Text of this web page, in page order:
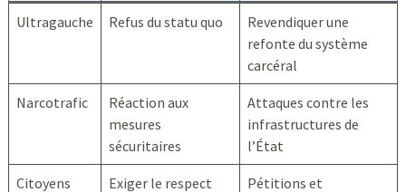
Ultragauche Refus du statu quo
Revendiquer une
refonte du système
carcéral
Narcotrafic
Réaction aux
mesures
sécuritaires
Attaques contre les
infrastructures de
l’État
Citoyens
Exiger le respect
Pétitions et